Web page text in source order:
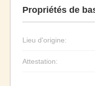
Propriétés de
Lieu d'origine:
Attestation: